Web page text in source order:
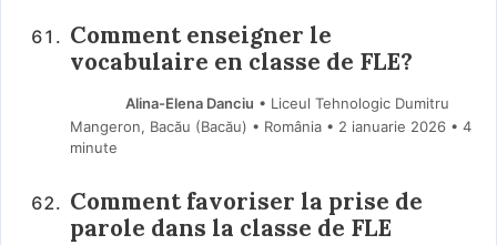
Comment enseigner le
vocabulaire en classe de FLE?
Alina-Elena Danciu • Liceul Tehnologic Dumitru
Mangeron, Bacău (Bacău) • România
2 ianuarie 2026 • 4
minute
Comment favoriser la prise de
parole dans la classe de FLE